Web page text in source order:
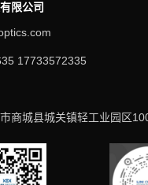
限公司
17733572335
商城县城关镇轻工业园区